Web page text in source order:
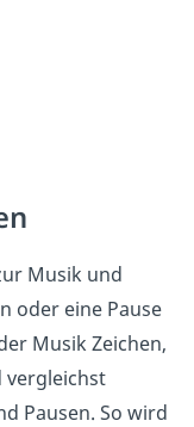
Musik und
oder eine Pause
Musik Zeichen,
vergleichst
Pausen. So wird